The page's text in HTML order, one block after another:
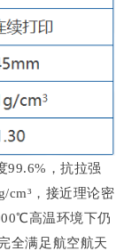
99.6%，抗拉强
cm³，接近理论密
高温环境下仍
全满足航空航天